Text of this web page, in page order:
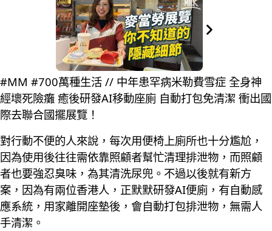
#MM #700萬種生活 // 中年患罕病米勒費雪症 全身神
經壞死險癱 癒後研發AI移動座廁 自動打包免清潔 衝出國
際去聯合國擺展覽！
對行動不便的人來說，每次用便椅上廁所也十分尷尬，
因為使用後往往需依靠照顧者幫忙清理排泄物，而照顧
者也要強忍臭味，為其清洗尿兜。不過以後就有新方
案，因為有兩位香港人，正默默研發AI便廁，有自動感
應系統，用家離開座墊後，會自動打包排泄物，無需人
手清潔。